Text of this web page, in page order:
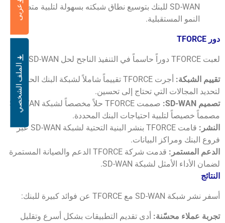
SD-WAN للبنك بتوسيع نطاق شبكته بسهولة لتلبية متطلبات
النمو المستقبلية.
دور TFORCE
لعبت TFORCE دوراً حاسماً في التنفيذ الناجح لحل SD-WAN:
تقييم الشبكة:
أجرت TFORCE تقييماً شاملاً لشبكة البنك الحالية
لتحديد المجالات التي تحتاج إلى تحسين.
تصميم SD-WAN:
صممت TFORCE حلاً مخصصاً لشبكة SD-WAN
مصمماً خصيصاً لتلبية احتياجات البنك المحددة.
النشر:
قامت TFORCE بنشر البنية التحتية لشبكة SD-WAN عبر
فروع البنك ومراكز البيانات.
الدعم المستمر:
قدمت شركة TFORCE الدعم والصيانة المستمرة
لضمان الأداء الأمثل لشبكة SD-WAN.
النتائج
أسفر نشر شبكة SD-WAN مع TFORCE عن فوائد كبيرة للبنك:
تجربة عملاء محسّنة: أدى تقديم التطبيقات بشكل أسرع وتقليل
الملف الشخصي
عربى